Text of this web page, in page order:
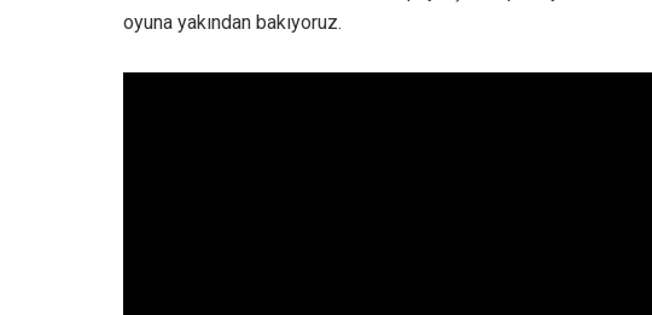
oyuna yakından bakıyoruz.